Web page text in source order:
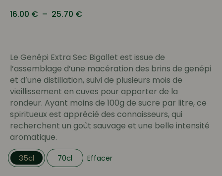
16.00 € – 25.70 €
16.00 €
à
25.70 €
Le Genépi Extra Sec Bigallet est issue de
l’assemblage d’une macération des brins de genépi
et d’une distillation, suivi de plusieurs mois de
vieillissement en cuves pour apporter de la
rondeur. Ayant moins de 100g de sucre par litre, ce
spiritueux est apprécié des connaisseurs, qui
recherchent un goût sauvage et une belle intensité
aromatique.
35cl 70cl Effacer